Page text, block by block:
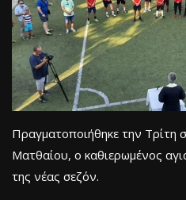
Πραγματοποιήθηκε την Τρίτη
Ματθαίου, ο καθιερωμένος
της νέας σεζόν.